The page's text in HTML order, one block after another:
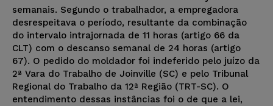
semanais. Segundo o trabalhador, a empregadora
desrespeitava o período, resultante da combinação
do intervalo intrajornada de 11 horas (artigo 66 da
CLT) com o descanso semanal de 24 horas (artigo
67). O pedido do moldador foi indeferido pelo juízo da
2ª Vara do Trabalho de Joinville (SC) e pelo Tribunal
Regional do Trabalho da 12ª Região (TRT-SC). O
entendimento dessas instâncias foi o de que a lei,